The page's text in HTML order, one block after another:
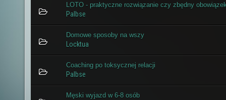
LOTO - praktyczne rozwiązanie czy zbędny
Palbse
Domowe sposoby na wszy
Locktua
Coaching po toksycznej relacji
Palbse
Męski wyjazd w 6-8 osób